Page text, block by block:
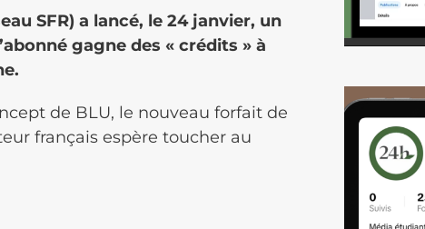
SFR) a lancé, le 24 janvier, un
gagne des « crédits » à
de BLU, le nouveau forfait de
français espère toucher au